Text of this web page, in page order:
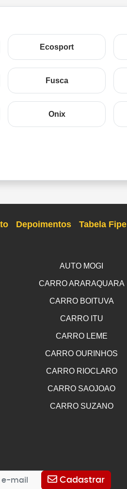
Ecosport
Fusca
Onix
Depoimentos Tabela Fipe
AUTO MOGI
CARRO ARARAQUARA
CARRO BOITUVA
CARRO ITU
CARRO LEME
CARRO OURINHOS
CARRO RIOCLARO
CARRO SAOJOAO
CARRO SUZANO
Cadastrar